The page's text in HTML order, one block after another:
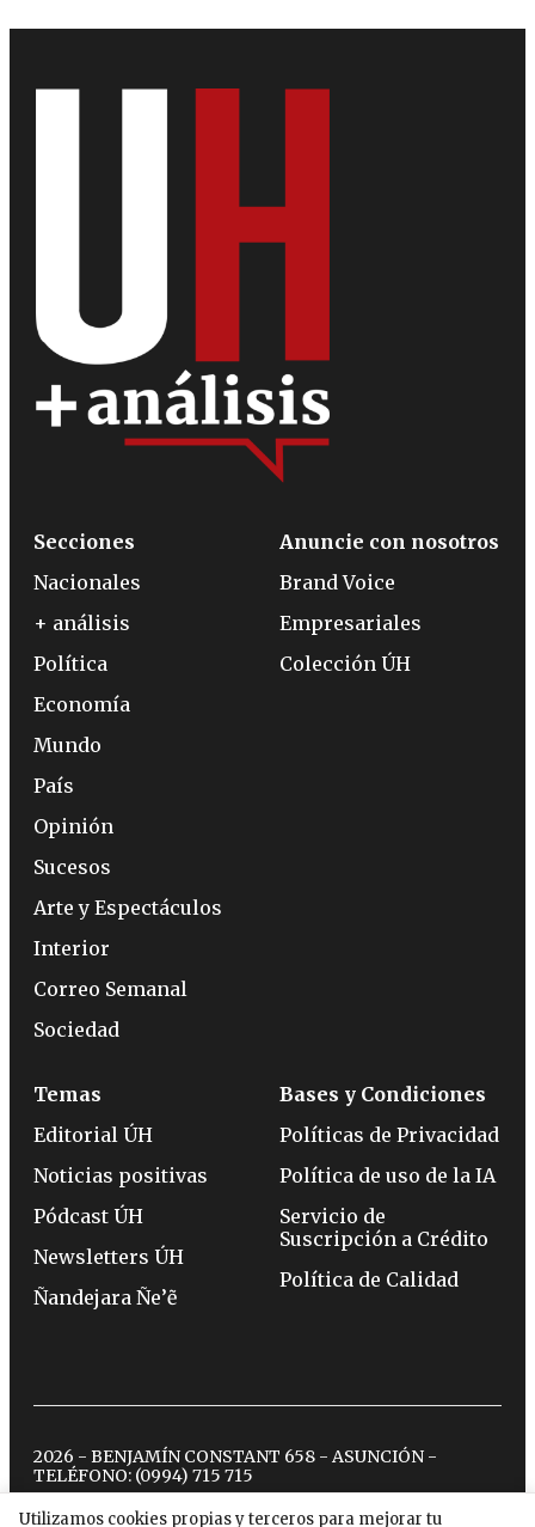
Utilizamos cookies propias y terceros para mejorar tu
Secciones
Nacionales
+ análisis
Política
Economía
Mundo
País
Opinión
Sucesos
Arte y Espectáculos
Interior
Correo Semanal
Sociedad
Anuncie con nosotros
Brand Voice
Empresariales
Colección ÚH
Temas
Editorial ÚH
Noticias positivas
Pódcast ÚH
Newsletters ÚH
Ñandejara Ñe’ẽ
Bases y Condiciones
Políticas de Privacidad
Política de uso de la IA
Servicio de
Suscripción a Crédito
Política de Calidad
2026 - BENJAMÍN CONSTANT 658 - ASUNCIÓN -
TELÉFONO: (0994) 715 715